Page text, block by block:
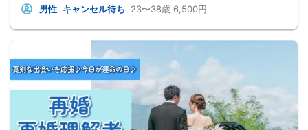
男性 キャンセル待ち 23〜38歳 6,500円